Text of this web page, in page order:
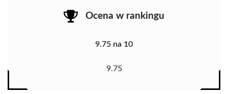
Ocena w rankingu
9.75 na 10
9.75